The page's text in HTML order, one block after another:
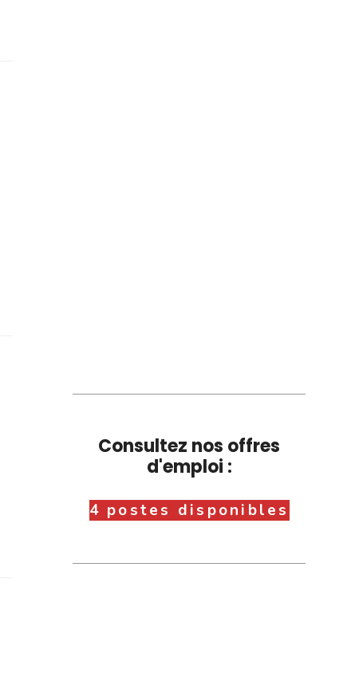
Consultez nos offres
d'emploi :
4 postes disponibles